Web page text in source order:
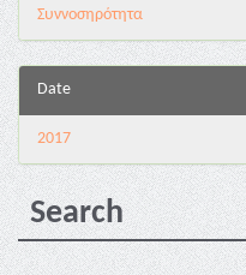
Συννοσηρότητα
Date
2017
Search